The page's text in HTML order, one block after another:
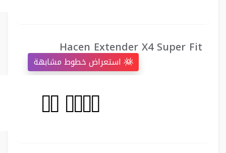
Hacen Extender X4 Super Fit